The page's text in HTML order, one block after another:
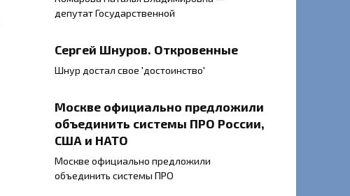
депутат Государственной
Сергей Шнуров. Откровенные
Шнур достал свое 'достоинство'
Москве официально предложили
объединить системы ПРО России,
США и НАТО
Москве официально предложили
объединить системы ПРО